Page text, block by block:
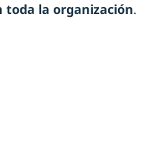
la organización.